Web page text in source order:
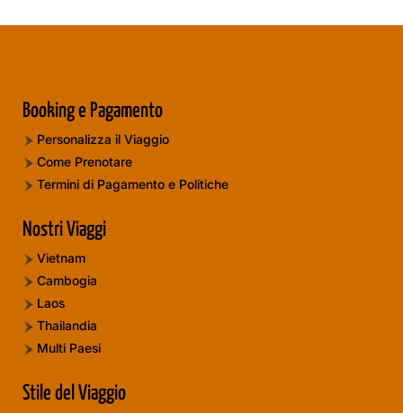
Booking e Pagamento
Personalizza il Viaggio
Come Prenotare
Termini di Pagamento e Politiche
Nostri Viaggi
Vietnam
Cambogia
Laos
Thailandia
Multi Paesi
Stile del Viaggio